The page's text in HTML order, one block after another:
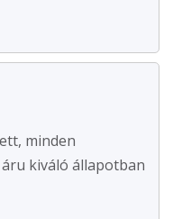
minden
kiváló állapotban